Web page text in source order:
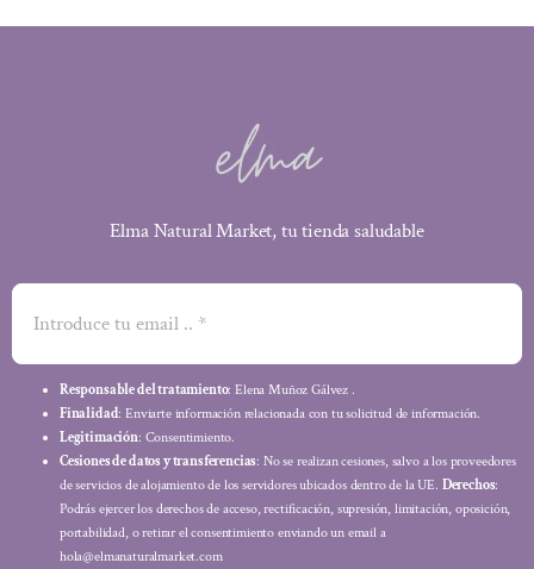
Elma Natural Market, tu tienda saludable
Responsable del tratamiento: Elena Muñoz Gálvez .
Finalidad: Enviarte información relacionada con tu solicitud de información.
Legitimación: Consentimiento.
Cesiones de datos y transferencias: No se realizan cesiones, salvo a los proveedores
de servicios de alojamiento de los servidores ubicados dentro de la UE. Derechos:
Podrás ejercer los derechos de acceso, rectificación, supresión, limitación, oposición,
portabilidad, o retirar el consentimiento enviando un email a
hola@elmanaturalmarket.com